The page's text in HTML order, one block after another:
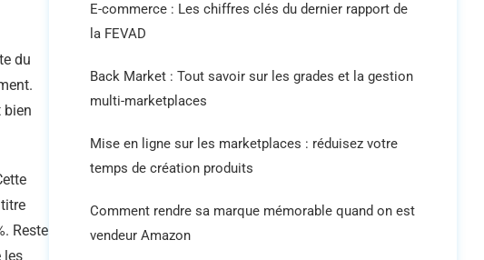
du
bien
Reste
les
E-commerce : Les chiffres clés du dernier rapport de
la FEVAD
Back Market : Tout savoir sur les grades et la gestion
multi-marketplaces
Mise en ligne sur les marketplaces : réduisez votre
temps de création produits
Comment rendre sa marque mémorable quand on est
vendeur Amazon